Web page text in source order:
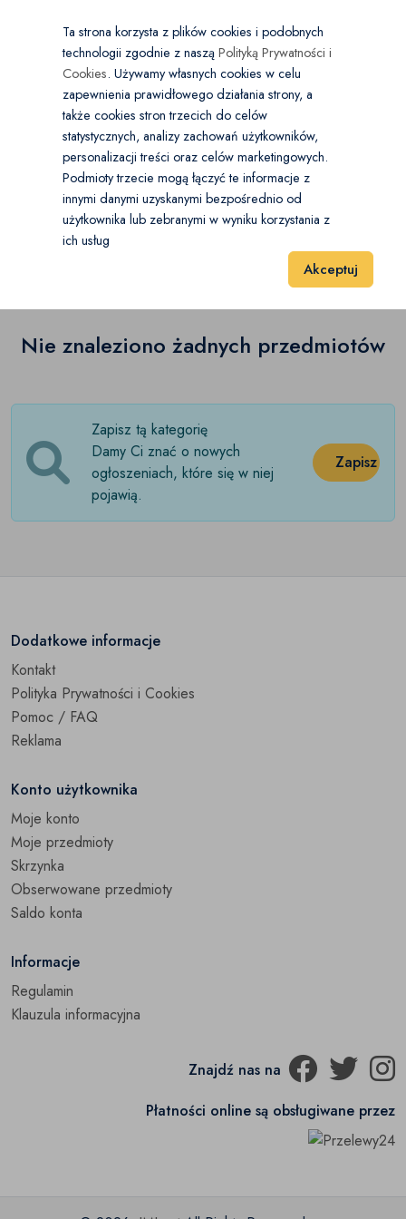
Wybierz kategorię
Zabawki
(0)
Gry dla dzieci(0)
Kasy sklepowe
Kolejki(0)
Kuchnie dla dzieci(0)
Pojazdy elektryczne(0)
Zabawki do piaskownicy
Zabawki edukacyjne
Zabawki plastyczne
Zdalnie sterowane
Pozostałe(0)
×
Kraj PL
PLN
Dla Dzieci Zabawki Kasy sklepowe
Kasy sklepowe (0)
20 60
Nie znaleziono żadnych przedmiotów
Zapisz tą kategorię
Damy Ci znać o nowych
ogłoszeniach, które się w niej
pojawią.
Zapisz
Dodatkowe informacje
Kontakt
Polityka Prywatności i Cookies
Pomoc / FAQ
Reklama
Konto użytkownika
Moje konto
Moje przedmioty
Skrzynka
Obserwowane przedmioty
Saldo konta
Informacje
Regulamin
Klauzula informacyjna
Znajdź nas na
Płatności online są obsługiwane przez
Ta strona korzysta z plików cookies i podobnych
technologii zgodnie z nasząPolityką Prywatności i
Cookies. Używamy własnych cookies w celu
zapewnienia prawidłowego działania strony, a
także cookies stron trzecich do celów
statystycznych, analizy zachowań użytkowników,
personalizacji treści oraz celów marketingowych.
Podmioty trzecie mogą łączyć te informacje z
innymi danymi uzyskanymi bezpośrednio od
użytkownika lub zebranymi w wyniku korzystania z
ich usług
Akceptuj